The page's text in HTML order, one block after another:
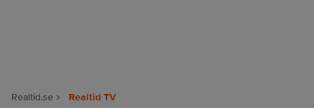
Realtid.se Realtid TV